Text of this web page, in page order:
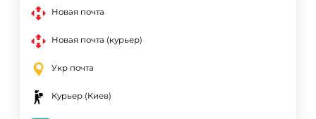
Новая почта
Новая почта (курьер)
Укр почта
Курьер (Киев)